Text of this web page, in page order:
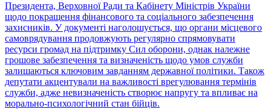
Президента, Верховної Ради та Кабінету Міністрів України
щодо покращення фінансового та соціального забезпечення
захисників. У документі наголошується, що органи місцевого
самоврядування продовжують регулярно спрямовувати
ресурси громад на підтримку Сил оборони, однак належне
грошове забезпечення та визначеність щодо умов служби
залишаються ключовим завданням державної політики. Також
депутати акцентували на важливості врегулювання термінів
служби, адже невизначеність створює напругу та впливає на
морально-психологічний стан бійців.